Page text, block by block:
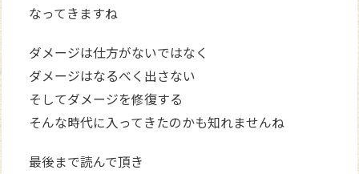
なってきますね
ダメージは仕方がないではなく
ダメージはなるべく出さない
そしてダメージを修復する
そんな時代に入ってきたのかも知れませんね
最後まで読んで頂き